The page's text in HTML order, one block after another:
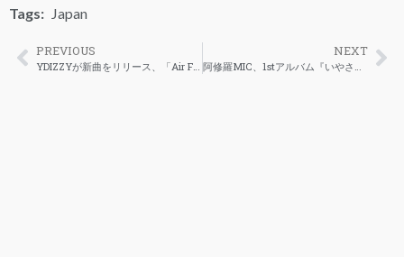
Tags: Japan
PREVIOUS NEXT